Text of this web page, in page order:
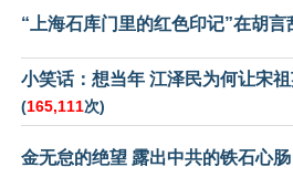
“上海石库门里的红色印记”在胡言
小笑话：想当年 江泽民为何让宋
(165,111次)
金无怠的绝望 露出中共的铁石心肠